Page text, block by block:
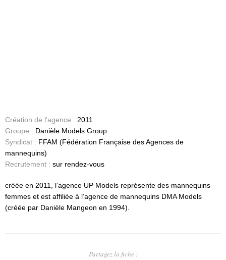
Création de l’agence : 2011
Groupe : Danièle Models Group
Syndicat : FFAM (Fédération Française des Agences de
mannequins)
Recrutement : sur rendez-vous
créée en 2011, l’agence UP Models représente des mannequins
femmes et est affiliée à l’agence de mannequins DMA Models
(créée par Danièle Mangeon en 1994).
Partagez la fiche :